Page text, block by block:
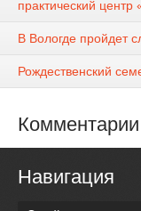
практический
В Вологде пройдет
Рождественский
Навигация